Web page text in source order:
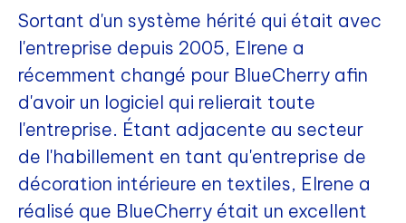
Sortant d'un système hérité qui était avec
l'entreprise depuis 2005, Elrene a
récemment changé pour BlueCherry afin
d'avoir un logiciel qui relierait toute
l'entreprise. Étant adjacente au secteur
de l'habillement en tant qu'entreprise de
décoration intérieure en textiles, Elrene a
réalisé que BlueCherry était un excellent